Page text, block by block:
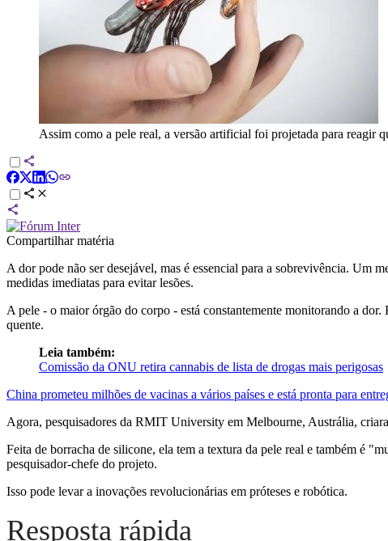
Assim como a pele real, a versão artificial foi projetada para reagir
Compartilhar matéria
A dor pode não ser desejável, mas é essencial para a sobrevivência. Um
medidas imediatas para evitar lesões.
A pele - o maior órgão do corpo - está constantemente monitorando a
quente.
Leia também:
Comissão da ONU retira cannabis de lista de drogas mais perigosas
China prometeu milhões de vacinas a vários países e está pronta para
Agora, pesquisadores da RMIT University em Melbourne, Austrália,
Feita de borracha de silicone, ela tem a textura da pele real e também é
pesquisador-chefe do projeto.
Isso pode levar a inovações revolucionárias em próteses e robótica.
Resposta rápida